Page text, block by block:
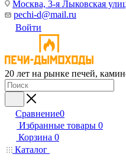
Москва, 3-я Лыковская
pechi-d@mail.ru
Войти
20 лет на рынке печей,
Сравнение0
Избранные товары 0
Корзина 0
Каталог